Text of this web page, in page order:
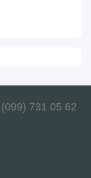
(099) 731 05 62